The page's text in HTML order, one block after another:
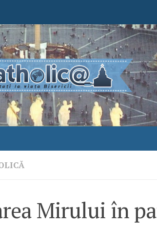
Mirului în